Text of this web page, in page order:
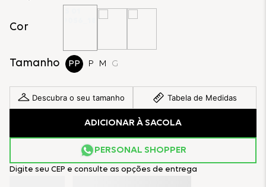
Cor
Tamanho PP P M G
Descubra o seu tamanho Tabela de Medidas
ADICIONAR À SACOLA
PERSONAL SHOPPER
Digite seu CEP e consulte as opções de entrega